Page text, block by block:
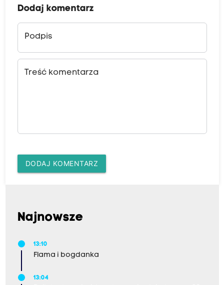
Dodaj komentarz
Podpis
Treść komentarza
DODAJ KOMENTARZ
Najnowsze
13:10
Flama i bogdanka
13:04